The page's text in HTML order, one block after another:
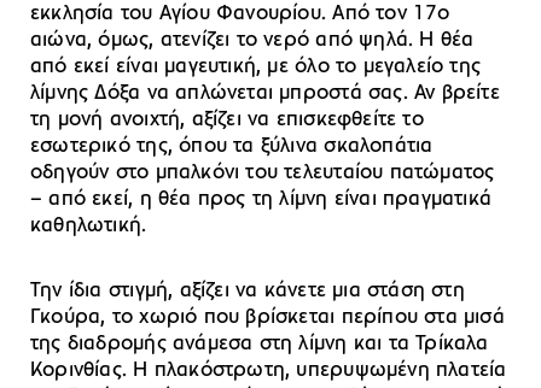
εκκλησία του Αγίου Φανουρίου. Από τον 17ο
αιώνα, όμως, ατενίζει το νερό από ψηλά. Η θέα
από εκεί είναι μαγευτική, με όλο το μεγαλείο της
λίμνης Δόξα να απλώνεται μπροστά σας. Αν βρείτε
τη μονή ανοιχτή, αξίζει να επισκεφθείτε το
εσωτερικό της, όπου τα ξύλινα σκαλοπάτια
οδηγούν στο μπαλκόνι του τελευταίου πατώματος
– από εκεί, η θέα προς τη λίμνη είναι πραγματικά
καθηλωτική.
Την ίδια στιγμή, αξίζει να κάνετε μια στάση στη
Γκούρα, το χωριό που βρίσκεται περίπου στα μισά
της διαδρομής ανάμεσα στη λίμνη και τα Τρίκαλα
Κορινθίας. Η πλακόστρωτη, υπερυψωμένη πλατεία